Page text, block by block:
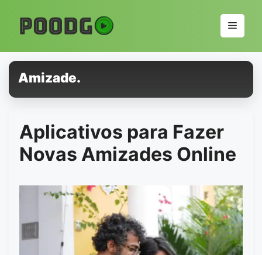
para
conteúdo
Menu
Amizade.
Aplicativos para Fazer
Novas Amizades Online